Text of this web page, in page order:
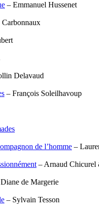
– Emmanuel Hussenet
Carbonnaux
Delavaud
– François Soleilhavoup
de l’homme –
– Arnaud Chicurel
de Margerie
– Sylvain Tesson